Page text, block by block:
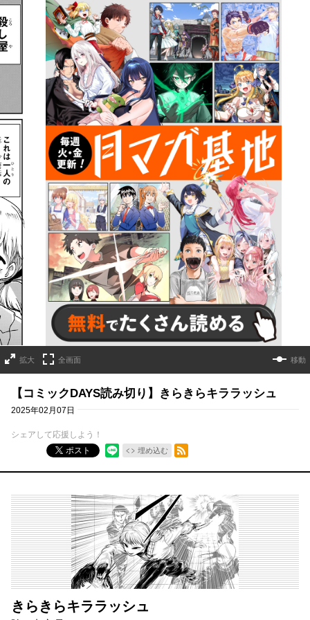
拡大 全画面 移動
【コミックDAYS読み切り】きらきらキララッシュ
2025年02月07日
シェアして応援しよう！
ポスト
埋め込む
RSSフィード
きらきらキララッシュ